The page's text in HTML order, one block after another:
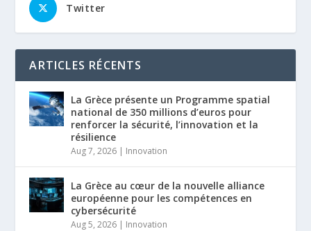
Twitter
ARTICLES RÉCENTS
La Grèce présente un Programme spatial
national de 350 millions d’euros pour
renforcer la sécurité, l’innovation et la
résilience
Aug 7, 2026 | Innovation
La Grèce au cœur de la nouvelle alliance
européenne pour les compétences en
cybersécurité
Aug 5, 2026 | Innovation